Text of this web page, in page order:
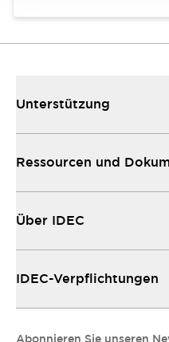
Unterstützung
Ressourcen und
Über IDEC
IDEC-Verpflichtungen
Abonnieren Sie unseren